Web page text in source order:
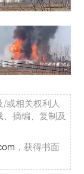
或相关权利人
摘编、复制及
，获得书面